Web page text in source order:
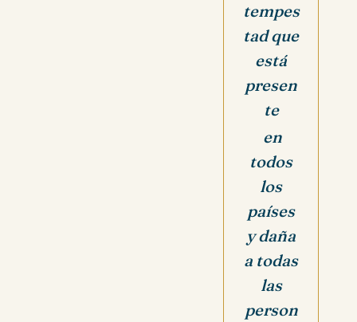
tempes
tad que
está
presen
te
en
todos
los
países
y daña
a todas
las
person